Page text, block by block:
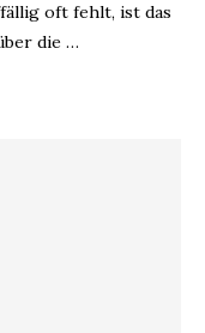
oft fehlt, ist das
die …